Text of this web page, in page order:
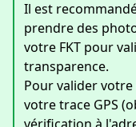
Il est
prendre des
votre FKT pour
transparence.
Pour valider
votre trace GPS